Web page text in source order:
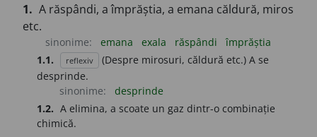
1. A răspândi, a împrăștia, a emana căldură, miros
etc.
sinonime: emana exala răspândi
împrăștia
1.1.
reflexiv
(Despre mirosuri, căldură etc.) A se
desprinde.
sinonime:
desprinde
1.2. A elimina, a scoate un gaz dintr-o combinație
chimică.